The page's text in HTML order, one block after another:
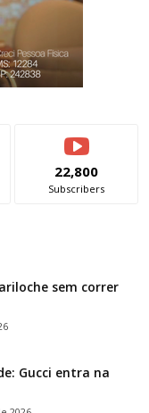
22,800
Subscribers
sem correr
Gucci entra na